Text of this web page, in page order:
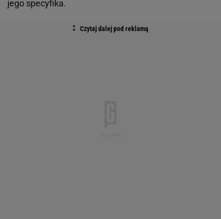
jego specyfika.